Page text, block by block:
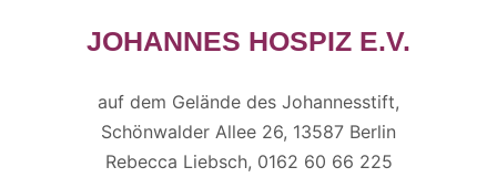
JOHANNES HOSPIZ E.V.
auf dem Gelände des Johannesstift,
Schönwalder Allee 26, 13587 Berlin
Rebecca Liebsch, 0162 60 66 225